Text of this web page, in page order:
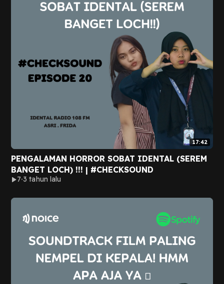
17:42
PENGALAMAN HORROR SOBAT IDENTAL (SEREM
BANGET LOCH) !!! | #CHECKSOUND
7 3 tahun lalu